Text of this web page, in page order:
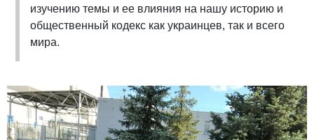
изучению темы и ее влияния на нашу историю и
общественный кодекс как украинцев, так и всего
мира.